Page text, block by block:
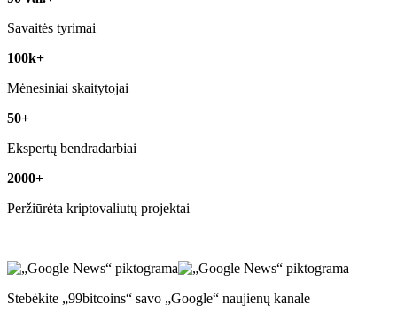
Savaitės tyrimai
100k+
Mėnesiniai skaitytojai
50+
Ekspertų bendradarbiai
2000+
Peržiūrėta kriptovaliutų projektai
Stebėkite „99bitcoins“ savo „Google“ naujienų kanale